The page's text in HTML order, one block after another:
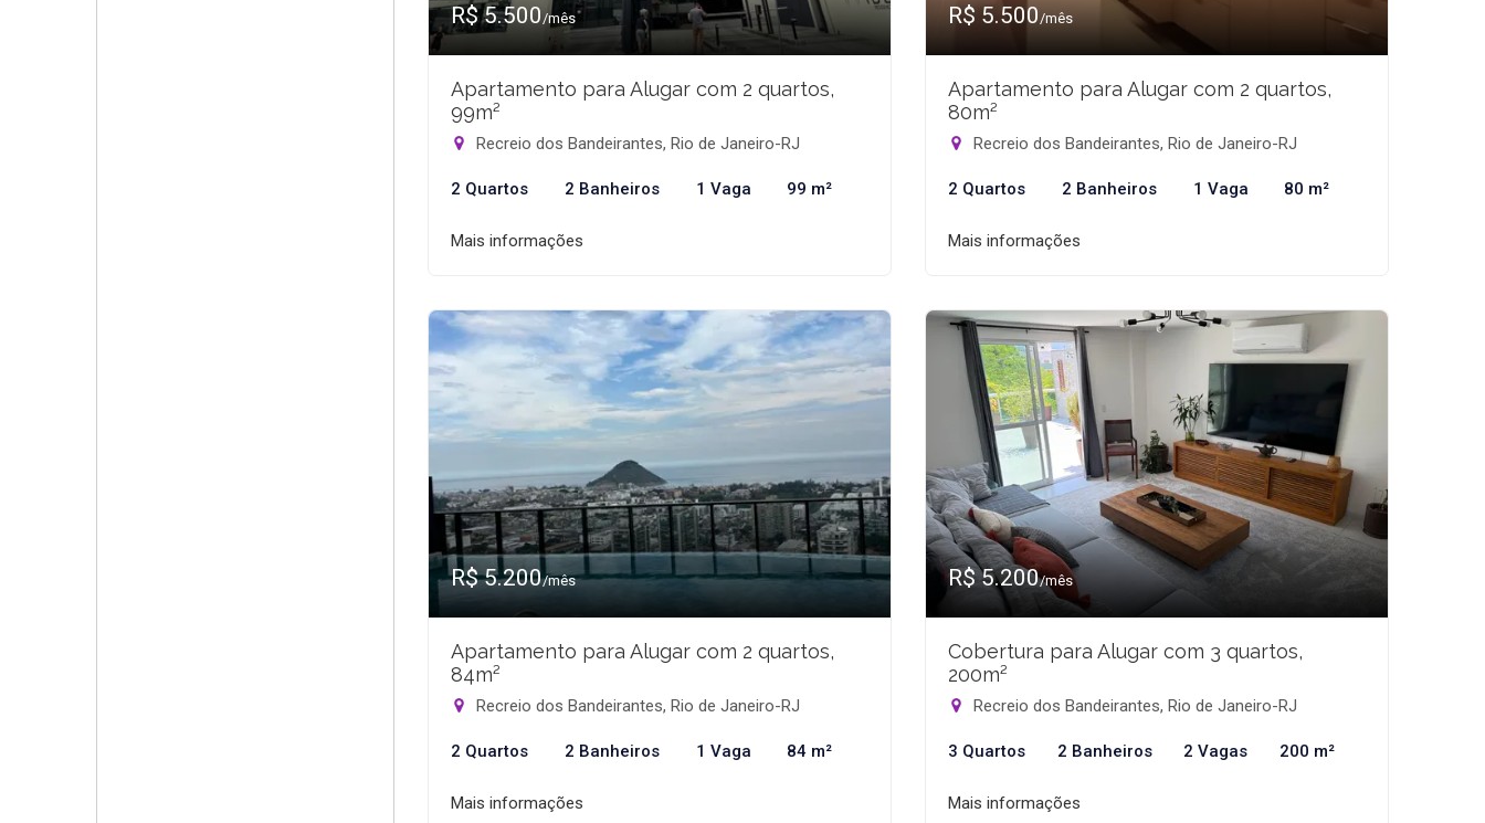
R$ 5.500/mês
Apartamento para Alugar com 2 quartos,
99m²
Recreio dos Bandeirantes, Rio de Janeiro-RJ
2 Quartos 2 Banheiros 1 Vaga 99 m²
Mais informações
R$ 5.500/mês
Apartamento para Alugar com 2 quartos,
80m²
Recreio dos Bandeirantes, Rio de Janeiro-RJ
2 Quartos 2 Banheiros 1 Vaga 80 m²
Mais informações
R$ 5.200/mês
Apartamento para Alugar com 2 quartos,
84m²
Recreio dos Bandeirantes, Rio de Janeiro-RJ
2 Quartos 2 Banheiros 1 Vaga 84 m²
Mais informações
R$ 5.200/mês
Cobertura para Alugar com 3 quartos,
200m²
Recreio dos Bandeirantes, Rio de Janeiro-RJ
3 Quartos 2 Banheiros 2 Vagas 200 m²
Mais informações